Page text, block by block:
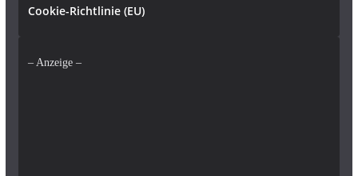
Cookie-Richtlinie (EU)
– Anzeige –